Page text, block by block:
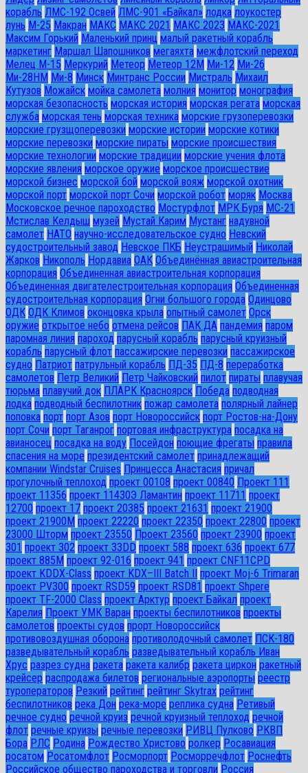
корабль ЛМС-192 Освей ЛМС-901 «Байкал» лодка лоукостер
лунь М-25 Макран МАКС МАКС 2021 МАКС 2023 МАКС-2021
Максим Горький Маленький принц малый ракетный корабль
маркетинг Маршал Шапошников мегаяхта межфлотский переход
Мелец М-15 Меркурий Метеор Метеор 12М Ми-12 Ми-26
Ми-28HM Ми-8 Минск Минтранс России Мистраль Михаил
Кутузов Можайск мойка самолета молния монитор монография
морская безопасность морская история морская регата морская
служба морская тень морская техника морские грузоперевозки
морские грузщоперевозки морские истории морские котики
морские перевозки морские пираты морские происшествия
морские технологии морские традиции морские учения флота
морские явления морское оружие морское происшествие
морской бизнес морской бой морской вояж морской охотник
морской порт морской порт Сочи морской робот моряк Москва
Московское речное пароходство Мостурфлот МРК Буря МС-21
Мстислав Келдыш музей Мустай Карим Мустанг надувной
самолет НАТО научно-исследовательское судно Невский
судостроительный завод Невское ПКБ Неустрашимый Николай
Жарков Никополь Нордавиа ОАК Объединённая авиастроительная
корпорация Объединенная авиастроительная корпорация
Объединенная двигателестроительная корпорация Объединенная
судостроительная корпорация Огни большого города Одинцово
ОДК ОДК Климов оконцовка крыла опытный самолет Орск
оружие открытое небо отмена рейсов ПАК ДА пандемия паром
паромная линия пароход парусный корабль парусный круизный
корабль парусный флот пассажирские перевозки пассажирское
судно Патриот патрульный корабль ПД-35 ПД-8 переработка
самолетов Петр Великий Петр Чайковский пилот пираты плавучая
тюрьма плавучий док ПЛАРК Красноярск Победа подводная
лодка подводный беспилотник пожар самолета полярный лайнер
поповка порт порт Азов порт Новороссийск порт Ростов-на-Дону
порт Сочи порт Таганрог портовая инфраструктура посадка на
авианосец посадка на воду Посейдон поющие фрегаты правила
спасения на море президентский самолет принадлежащий
компании Windstar Cruises Принцесса Анастасия причал
прогулочный теплоход проект 00108 проект 00840 Проект 111
проект 11356 проект 11430Э Ламантин проект 11711 проект
12700 проект 17 проект 20385 проект 21631 проект 21900
проект 21900М проект 22220 проект 22350 проект 22800 проект
23000 Шторм проект 23550 Проект 23560 проект 23900 проект
301 проект 302 проект 33DD проект 588 проект 636 проект 677
проект 885М проект 92-016 проект 941 проект CNF11CPD
проект KDDX-Class проект KDX–III Batch II проект Moj-6 Trimaran
проект PV300 проект RSD59 проект RSD81 проект Shpere
проект TF-2000 Class проект Арктур проект Байкал проект
Карелия Проект УМК Варан проекты беспилотников проекты
самолетов проекты судов прорт Новороссийск
противовоздушная оборона противолодочный самолет ПСК-180
разведывательный корабль разведывательный корабль Иван
Хрус разрез судна ракета ракета калибр ракета циркон ракетный
крейсер распродажа билетов региональные аэропорты реестр
туроператоров Резкий рейтинг рейтинг Skytrax рейтинг
беспилотников река Дон река-море реплика судна Ретивый
речное судно речной круиз речной круизный теплоход речной
флот речные круизы речные перевозки РИВЦ Пулково РКВП
Бора РЛС Родина Рождество Христово ролкер Росавиация
росатом Росатомфлот Росморпорт Росморречфлот Роснефть
Российское общество пароходства и торговли Россия